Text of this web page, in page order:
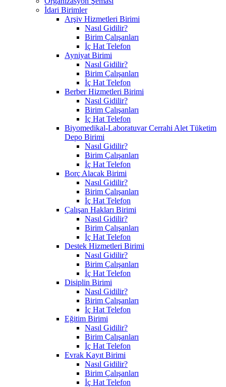
İdari Birimler
Arşiv Hizmetleri Birimi
Nasıl Gidilir?
Birim Çalışanları
İç Hat Telefon
Ayniyat Birimi
Nasıl Gidilir?
Birim Çalışanları
İç Hat Telefon
Berber Hizmetleri Birimi
Nasıl Gidilir?
Birim Çalışanları
İç Hat Telefon
Biyomedikal-Laboratuvar Cerrahi Alet Tüketim
Depo Birimi
Nasıl Gidilir?
Birim Çalışanları
İç Hat Telefon
Borç Alacak Birimi
Nasıl Gidilir?
Birim Çalışanları
İç Hat Telefon
Çalışan Hakları Birimi
Nasıl Gidilir?
Birim Çalışanları
İç Hat Telefon
Destek Hizmetleri Birimi
Nasıl Gidilir?
Birim Çalışanları
İç Hat Telefon
Disiplin Birimi
Nasıl Gidilir?
Birim Çalışanları
İç Hat Telefon
Eğitim Birimi
Nasıl Gidilir?
Birim Çalışanları
İç Hat Telefon
Evrak Kayıt Birimi
Nasıl Gidilir?
Birim Çalışanları
İç Hat Telefon